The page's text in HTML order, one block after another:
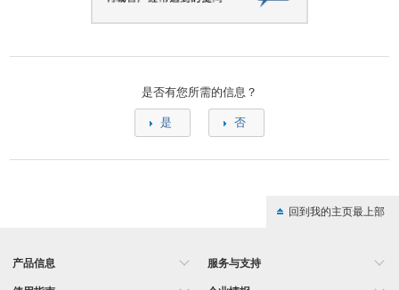
是否有您所需的信息？
是 否
回到我的主页最上部
产品信息 服务与支持